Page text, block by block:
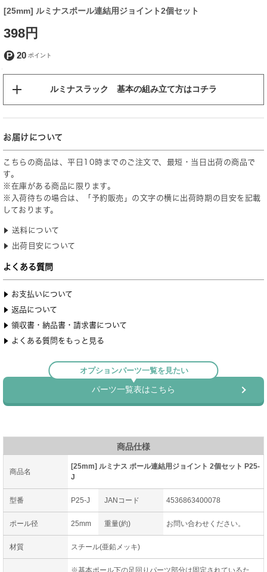
[25mm] ルミナスポール連結用ジョイント2個セット
398円
20
ルミナスラック 基本の組み立て方はコチラ
商品仕様
商品名
[25mm] ルミナス ポール連結用ジョイント 2個セット P25-
J
型番 P25-J JANコード 4536863400078
ポール径 25mm 重量(約) お問い合わせください。
材質 スチール(亜鉛メッキ)